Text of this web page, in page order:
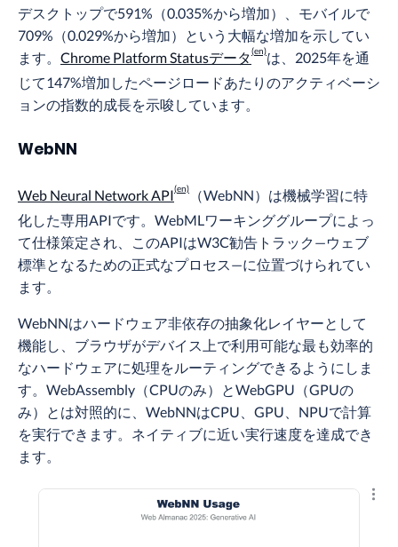
デスクトップで591%（0.035%から増加）、モバイルで
709%（0.029%から増加）という大幅な増加を示してい
ます。 Chrome Platform Statusデータ
は、2025年を通
じて147%増加したページロードあたりのアクティベーシ
ョンの指数的成長を示唆しています。
WebNN
Web Neural Network API
（WebNN）は機械学習に特
化した専用APIです。WebMLワーキンググループによっ
て仕様策定され、このAPIはW3C勧告トラック—ウェブ
標準となるための正式なプロセス—に位置づけられてい
ます。
WebNNはハードウェア非依存の抽象化レイヤーとして
機能し、ブラウザがデバイス上で利用可能な最も効率的
なハードウェアに処理をルーティングできるようにしま
す。WebAssembly（CPUのみ）とWebGPU（GPUの
み）とは対照的に、WebNNはCPU、GPU、NPUで計算
を実行できます。ネイティブに近い実行速度を達成でき
ます。
結